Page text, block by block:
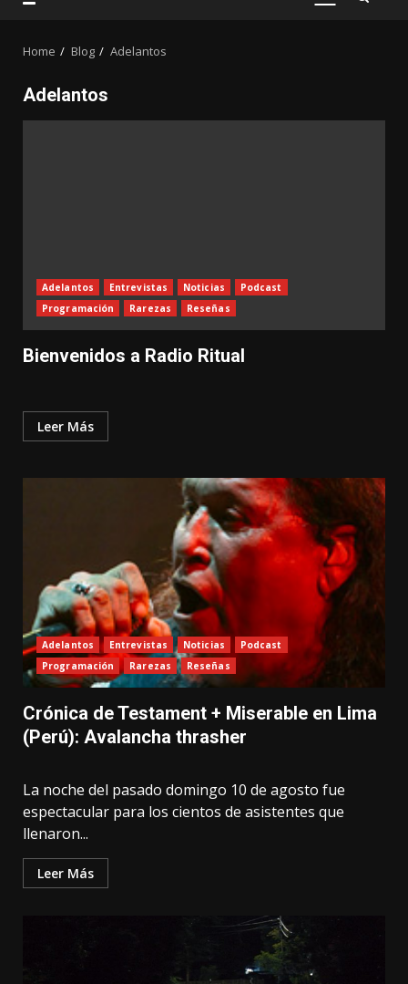
PRIMARY
Home Blog Adelantos
Adelantos
Adelantos Entrevistas Noticias
Podcast
Programación
Rarezas Reseñas
Bienvenidos a Radio Ritual
Leer Más
Adelantos Entrevistas Noticias
Podcast
Programación
Rarezas Reseñas
Crónica de Testament + Miserable en Lima
(Perú): Avalancha thrasher
La noche del pasado domingo 10 de agosto fue
espectacular para los cientos de asistentes que
llenaron...
Leer Más